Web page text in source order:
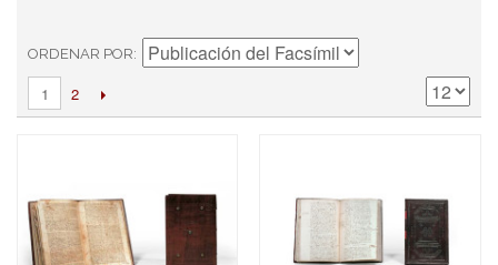
ORDENAR POR
1 2